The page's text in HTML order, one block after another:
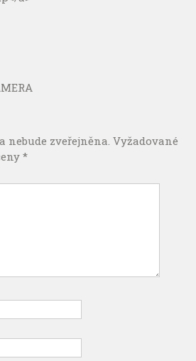
nebude zveřejněna. Vyžadované
*